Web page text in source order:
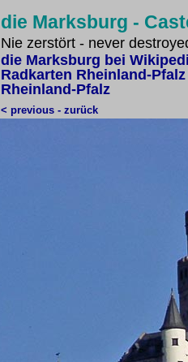
die Marksburg -
Nie zerstört - never
die Marksburg bei
Radkarten Rheinland-Pfalz
Rheinland-Pfalz
< previous - zurück